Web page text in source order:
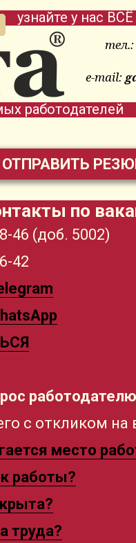
узнайте у нас
работодателей
тел.:
e-mail:
ОТПРАВИТЬ
по
46 (доб. 5002)
42
работодателю
с откликом на
место
работы?
труда?